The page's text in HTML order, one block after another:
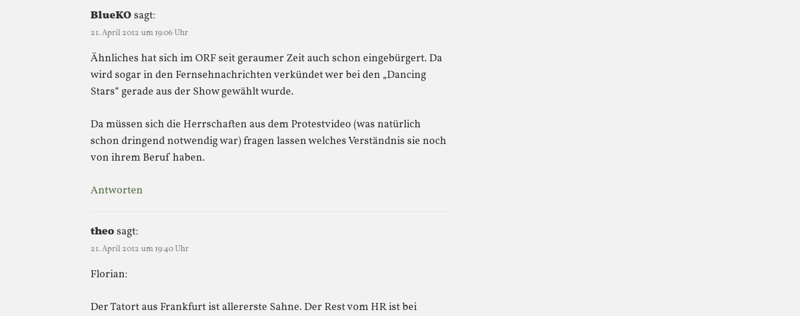
BlueKO sagt:
21. April 2012 um 19:06 Uhr
Ähnliches hat sich im ORF seit geraumer Zeit auch schon eingebürgert. Da
wird sogar in den Fernsehnachrichten verkündet wer bei den „Dancing
Stars“ gerade aus der Show gewählt wurde.
Da müssen sich die Herrschaften aus dem Protestvideo (was natürlich
schon dringend notwendig war) fragen lassen welches Verständnis sie noch
von ihrem Beruf haben.
Antworten
theosagt:
21. April 2012 um 19:40 Uhr
Florian:
Der Tatort aus Frankfurt ist allererste Sahne. Der Rest vom HR ist bei